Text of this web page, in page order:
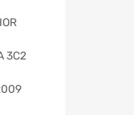
3C2